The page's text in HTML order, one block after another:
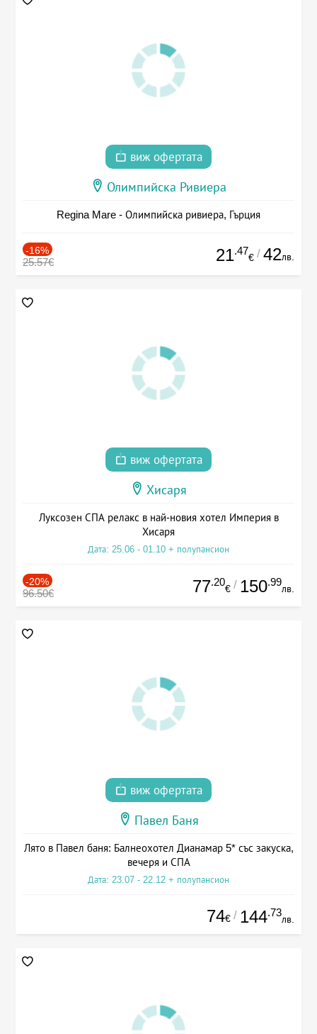
виж офертата
Олимпийска Ривиера
Regina Mare - Олимпийска ривиера, Гърция
-16%
25.57€ 21.47
€ / 42лв.
виж офертата
Хисаря
Луксозен СПА релакс в най-новия хотел Империя в
Хисаря
Дата: 25.06 - 01.10 + полупансион
-20%
96.50€ 77.20
€ / 150.99
лв.
виж офертата
Павел Баня
Лято в Павел баня: Балнеохотел Дианамар 5* със закуска,
вечеря и СПА
Дата: 23.07 - 22.12 + полупансион
74€ / 144.73
лв.